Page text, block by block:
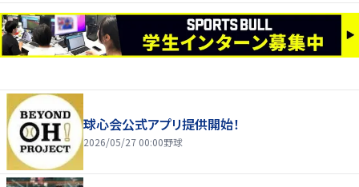
球心会公式アプリ提供開始！
2026/05/27 00:00野球